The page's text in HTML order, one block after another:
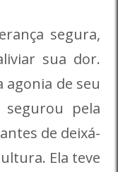
segura,
sua dor.
agonia de seu
pela
de deixá-
Ela teve